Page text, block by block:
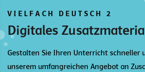
VIELFACH DEUTSCH 2
Digitales
Gestalten Sie Ihren Unterricht schneller
unserem umfangreichen Angebot an